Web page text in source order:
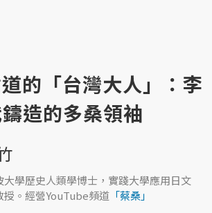
的「台灣大人」：李
造的多桑領袖
大學歷史人類學博士，實踐大學應用日文
授。經營YouTube頻道 「蔡桑」